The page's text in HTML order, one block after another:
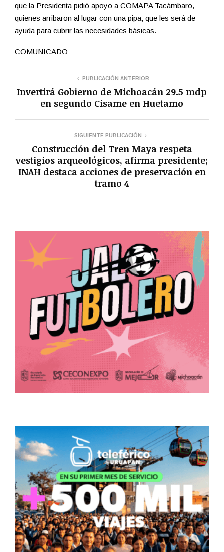
que la Presidenta pidió apoyo a COMAPA Tacámbaro,
quienes arribaron al lugar con una pipa, que les será de
ayuda para cubrir las necesidades básicas.
COMUNICADO
PUBLICACIÓN ANTERIOR
Invertirá Gobierno de Michoacán 29.5 mdp
en segundo Cisame en Huetamo
SIGUIENTE PUBLICACIÓN
Construcción del Tren Maya respeta
vestigios arqueológicos, afirma presidente;
INAH destaca acciones de preservación en
tramo 4